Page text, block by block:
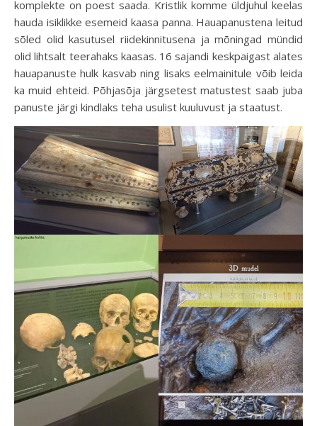
komplekte on poest saada. Kristlik komme üldjuhul keelas
hauda isiklikke esemeid kaasa panna. Hauapanustena leitud
sõled olid kasutusel riidekinnitusena ja mõningad mündid
olid lihtsalt teerahaks kaasas. 16 sajandi keskpaigast alates
hauapanuste hulk kasvab ning lisaks eelmainitule võib leida
ka muid ehteid. Põhjasõja järgsetest matustest saab juba
panuste järgi kindlaks teha usulist kuuluvust ja staatust.